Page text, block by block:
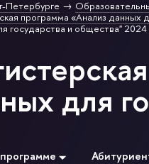
программа «Анализ данных
государства и общества"
для